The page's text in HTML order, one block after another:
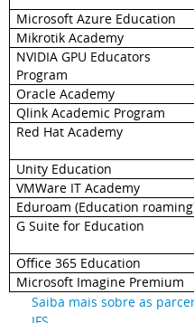
Microsoft Azure Education
Mikrotik Academy
NVIDIA GPU Educators
Program
Oracle Academy
Qlink Academic Program
Red Hat Academy
Unity Education
VMWare IT Academy
Eduroam (Education
G Suite for Education
Office 365 Education
Microsoft Imagine Premium
Saiba mais sobre as